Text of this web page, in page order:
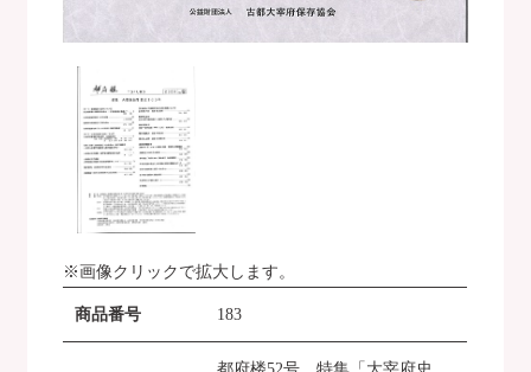
※画像クリックで拡大します。
商品番号 183